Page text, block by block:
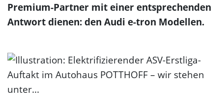
Premium-Partner mit einer entsprechenden
Antwort dienen: den Audi e-tron Modellen.